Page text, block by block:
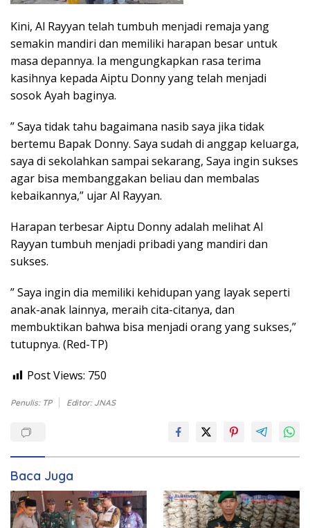
Kini, Al Rayyan telah tumbuh menjadi remaja yang
semakin mandiri dan memiliki harapan besar untuk
masa depannya. Ia mengungkapkan rasa terima
kasihnya kepada Aiptu Donny yang telah menjadi
sosok Ayah baginya.
” Saya tidak tahu bagaimana nasib saya jika tidak
bertemu Bapak Donny. Saya sudah di anggap keluarga,
saya di sekolahkan sampai sekarang, Saya ingin sukses
agar bisa membanggakan beliau dan membalas
kebaikannya,” ujar Al Rayyan.
Harapan terbesar Aiptu Donny adalah melihat Al
Rayyan tumbuh menjadi pribadi yang mandiri dan
sukses.
” Saya ingin dia memiliki kehidupan yang layak seperti
anak-anak lainnya, meraih cita-citanya, dan
membuktikan bahwa bisa menjadi orang yang sukses,”
tutupnya. (Red-TP)
Post Views: 750
Penulis: TP Editor: JNAS
Baca Juga